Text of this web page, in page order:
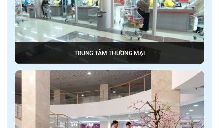
TRUNG TÂM THƯƠNG MẠI